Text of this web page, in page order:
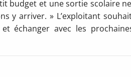
budget et une sortie scolaire
y arriver. » L’exploitant
échanger avec les